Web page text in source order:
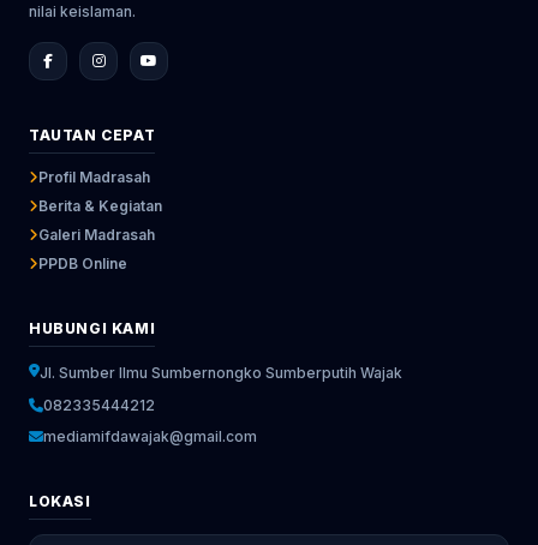
nilai keislaman.
TAUTAN CEPAT
Profil Madrasah
Berita & Kegiatan
Galeri Madrasah
PPDB Online
HUBUNGI KAMI
Jl. Sumber Ilmu Sumbernongko Sumberputih Wajak
082335444212
mediamifdawajak@gmail.com
LOKASI